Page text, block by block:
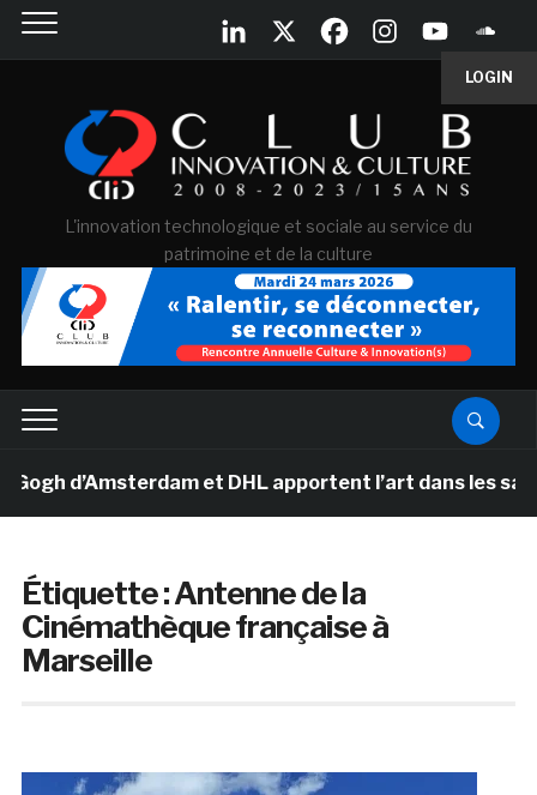
LOGIN
L'innovation technologique et sociale au service du
patrimoine et de la culture
d’Amsterdam et DHL apportent l’art dans les salles
Étiquette :Antenne de la
Cinémathèque française à
Marseille